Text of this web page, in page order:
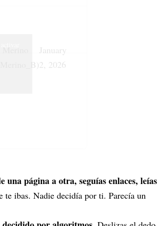
January
2, 2026
una página a otra, seguías enlaces, leías
te ibas. Nadie decidía por ti. Parecía un